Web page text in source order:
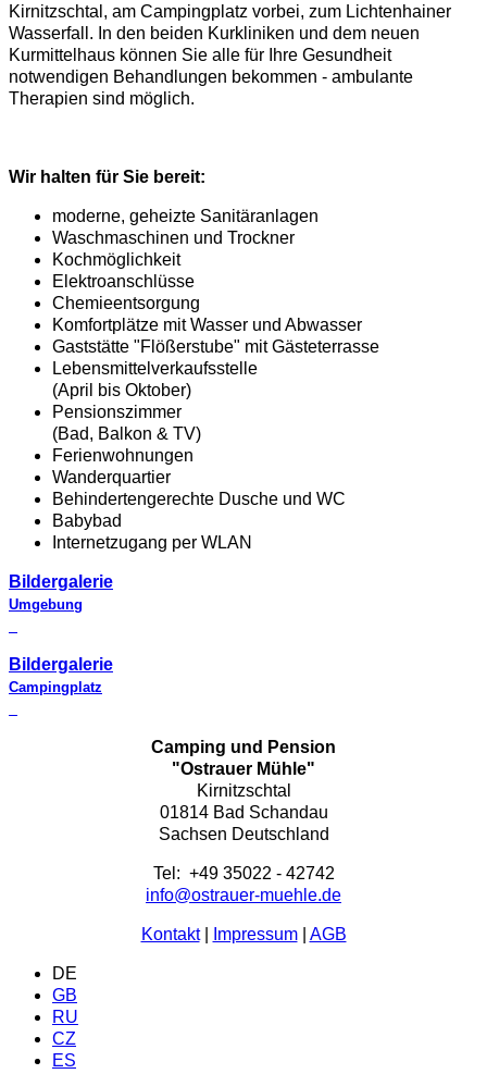
Kirnitzschtal, am Campingplatz vorbei, zum Lichtenhainer
Wasserfall. In den beiden Kurkliniken und dem neuen
Kurmittelhaus können Sie alle für Ihre Gesundheit
notwendigen Behandlungen bekommen - ambulante
Therapien sind möglich.
Wir halten für Sie bereit:
moderne, geheizte Sanitäranlagen
Waschmaschinen und Trockner
Kochmöglichkeit
Elektroanschlüsse
Chemieentsorgung
Komfortplätze mit Wasser und Abwasser
Gaststätte "Flößerstube" mit Gästeterrasse
Lebensmittelverkaufsstelle
(April bis Oktober)
Pensionszimmer
(Bad, Balkon & TV)
Ferienwohnungen
Wanderquartier
Behindertengerechte Dusche und WC
Babybad
Internetzugang per WLAN
Bildergalerie
Umgebung
Bildergalerie
Campingplatz
Camping und Pension
"Ostrauer Mühle"
Kirnitzschtal
01814 Bad Schandau
Sachsen Deutschland
Tel: +49 35022 - 42742
info@ostrauer-muehle.de
Kontakt| Impressum| AGB
DE
GB
RU
CZ
ES